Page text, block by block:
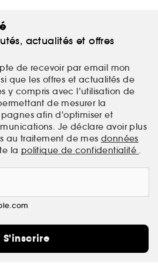
actualités et offres
de recevoir par email mon
que les offres et actualités de
y compris avec l’utilisation de
de mesurer la
afin d'optimiser et
Je déclare avoir plus
au traitement de mes données
la politique de confidentialité .
S'inscrire